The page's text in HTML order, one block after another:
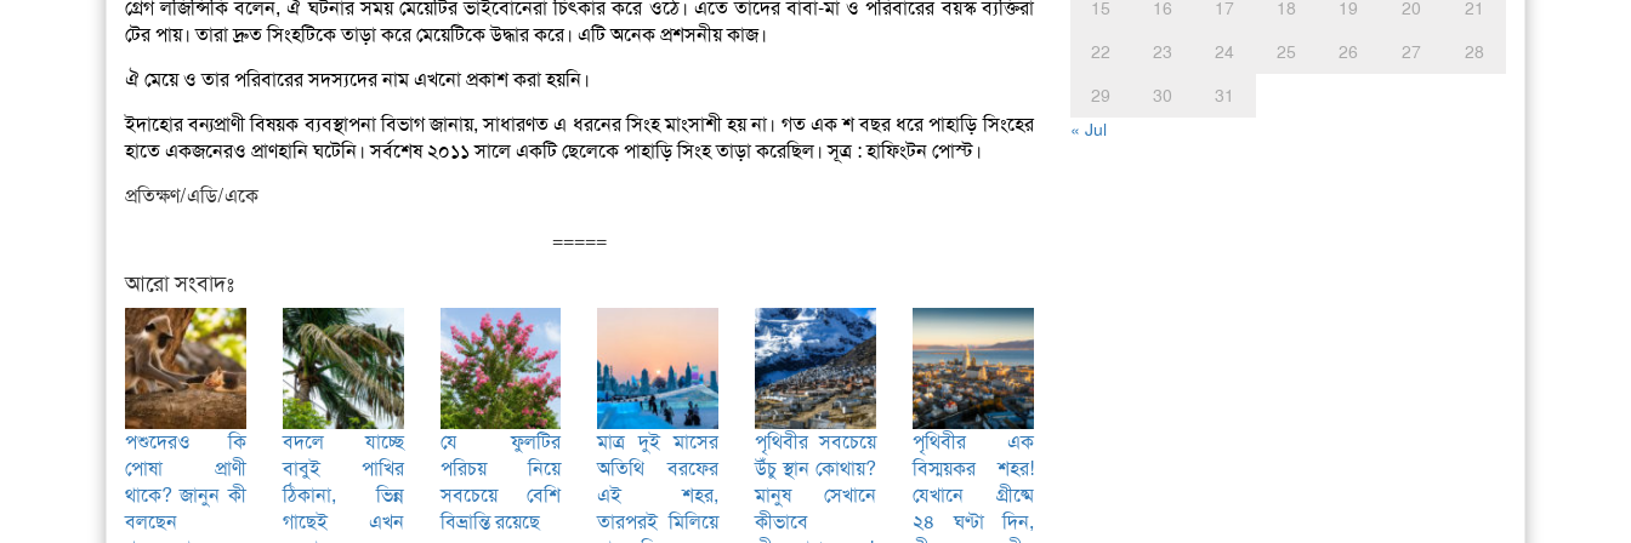
গ্রেগ লজিন্সিকি বলেন, ঐ ঘটনার সময় মেয়েটির ভাইবোনেরা চিৎকার করে ওঠে। এতে তাদের বাবা-মা ও পরিবারের বয়স্ক ব্যক্তিরা
টের পায়। তারা দ্রুত সিংহটিকে তাড়া করে মেয়েটিকে উদ্ধার করে। এটি অনেক প্রশসনীয় কাজ।
ঐ মেয়ে ও তার পরিবারের সদস্যদের নাম এখনো প্রকাশ করা হয়নি।
ইদাহোর বন্যপ্রাণী বিষয়ক ব্যবস্থাপনা বিভাগ জানায়, সাধারণত এ ধরনের সিংহ মাংসাশী হয় না। গত এক শ বছর ধরে পাহাড়ি সিংহের
হাতে একজনেরও প্রাণহানি ঘটেনি। সর্বশেষ ২০১১ সালে একটি ছেলেকে পাহাড়ি সিংহ তাড়া করেছিল। সূত্র : হাফিংটন পোস্ট।
প্রতিক্ষণ/এডি/একে
=====
আরো সংবাদঃ
পশুদেরও কি
পোষা প্রাণী
থাকে? জানুন কী
বলছেন
বদলে যাচ্ছে
বাবুই পাখির
ঠিকানা, ভিন্ন
গাছেই এখন
যে ফুলটির
পরিচয় নিয়ে
সবচেয়ে বেশি
বিভ্রান্তি রয়েছে
মাত্র দুই মাসের
অতিথি বরফের
এই শহর,
তারপরই মিলিয়ে
পৃথিবীর সবচেয়ে
উঁচু স্থান কোথায়?
মানুষ সেখানে
কীভাবে
পৃথিবীর এক
বিস্ময়কর শহর!
যেখানে গ্রীষ্মে
২৪ ঘণ্টা দিন,
15 16 17 18 19 20
21
22
23 24 25 26 27
28
29
30
31
« Jul